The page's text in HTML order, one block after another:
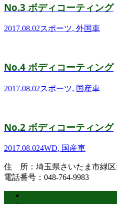
No.3 ボディコーティング
2017.08.02スポーツ, 外国車
No.4 ボディコーティング
2017.08.02スポーツ, 国産車
No.2 ボディコーティング
2017.08.024WD, 国産車
住 所：埼玉県さいたま市緑区
電話番号：048-764-9983